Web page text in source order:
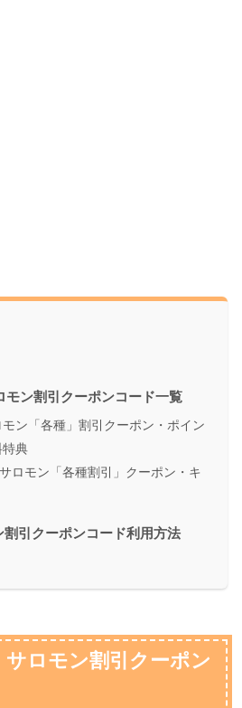
モン割引クーポンコード一覧
モン「各種」割引クーポン・ポイン
特典
ロモン「各種割引」クーポン・キ
割引クーポンコード利用方法
サロモン割引クーポン